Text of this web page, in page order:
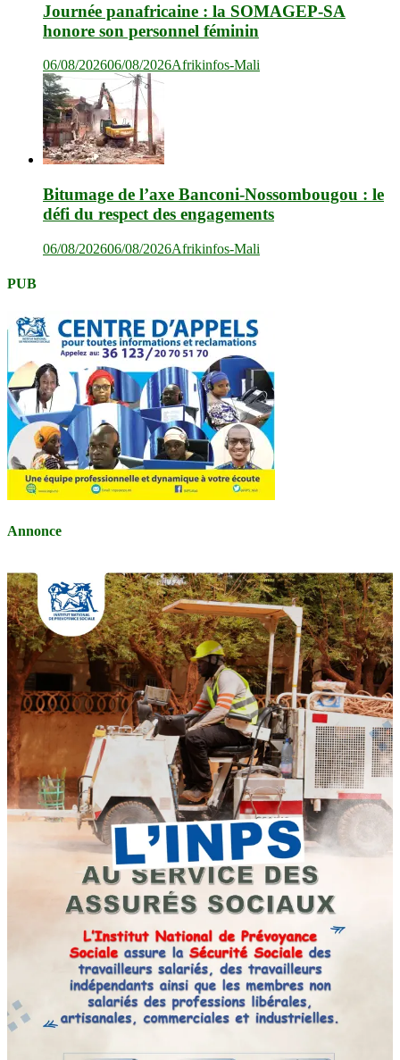
Journée panafricaine : la SOMAGEP-SA
honore son personnel féminin
06/08/202606/08/2026Afrikinfos-Mali
Bitumage de l’axe Banconi-Nossombougou : le
défi du respect des engagements
06/08/202606/08/2026Afrikinfos-Mali
PUB
Annonce